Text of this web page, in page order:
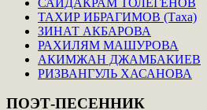
ТАХИР ИБРАГИМОВ (Таха)
ЗИНАТ АКБАРОВА
РАХИЛЯМ МАШУРОВА
АКИМЖАН ДЖАМБАКИЕВ
РИЗВАНГУЛЬ ХАСАНОВА
ПОЭТ-ПЕСЕННИК